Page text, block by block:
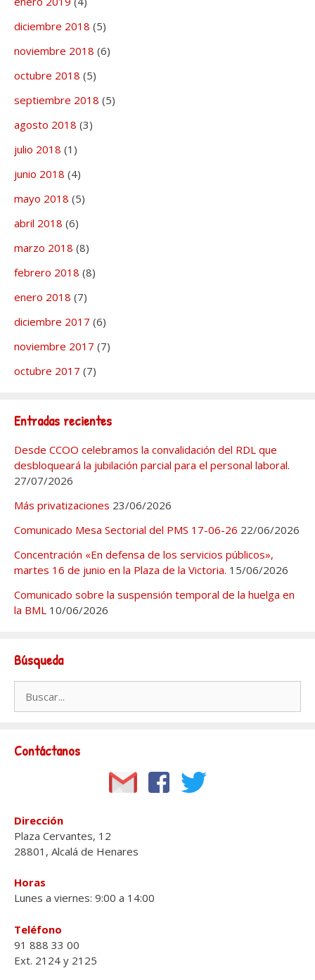
diciembre 2018 (5)
noviembre 2018 (6)
octubre 2018 (5)
septiembre 2018 (5)
agosto 2018 (3)
julio 2018 (1)
junio 2018 (4)
mayo 2018 (5)
abril 2018 (6)
marzo 2018 (8)
febrero 2018 (8)
enero 2018 (7)
diciembre 2017 (6)
noviembre 2017 (7)
octubre 2017 (7)
Entradas recientes
Desde CCOO celebramos la convalidación del RDL que
desbloqueará la jubilación parcial para el personal laboral.
27/07/2026
Más privatizaciones 23/06/2026
Comunicado Mesa Sectorial del PMS 17-06-26 22/06/2026
Concentración «En defensa de los servicios públicos»,
martes 16 de junio en la Plaza de la Victoria. 15/06/2026
Comunicado sobre la suspensión temporal de la huelga en
la BML 10/06/2026
Búsqueda
Contáctanos
Dirección
Plaza Cervantes, 12
28801, Alcalá de Henares
Horas
Lunes a viernes: 9:00 a 14:00
Teléfono
91 888 33 00
Ext. 2124 y 2125